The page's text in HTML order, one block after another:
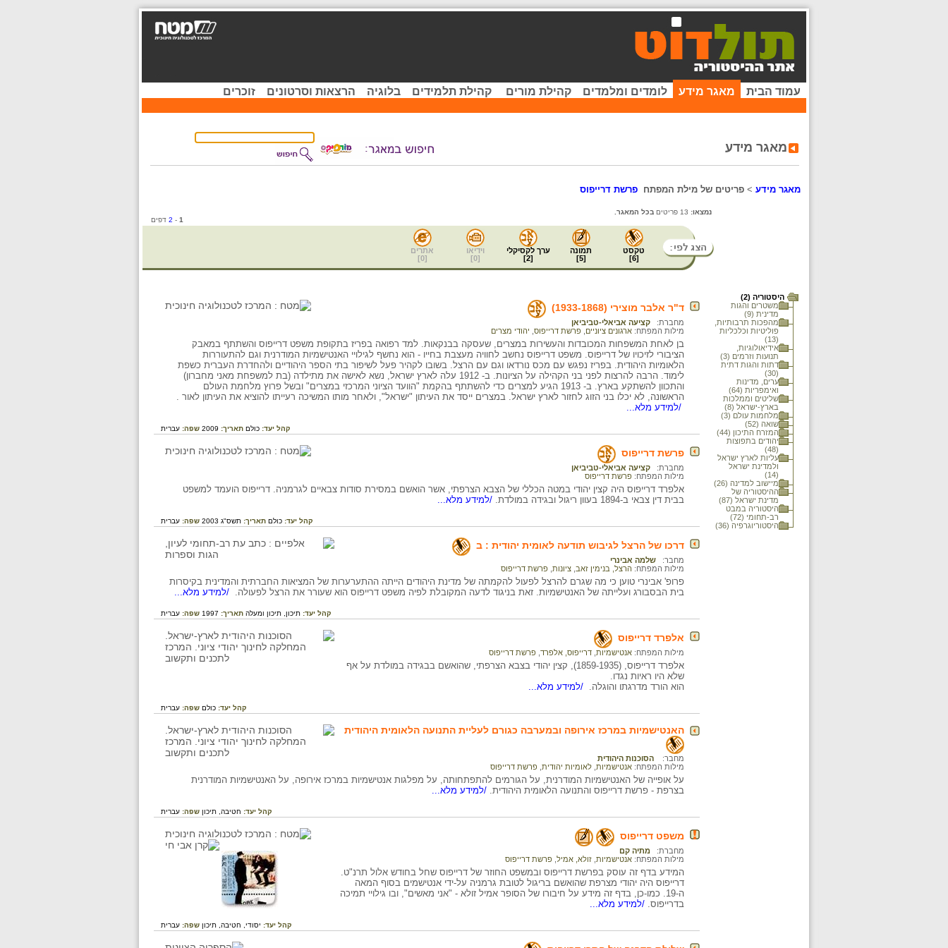
עמוד הבית מאגר מידע לומדים ומלמדים קהילת מורים קהילת תלמידים בלוגיה הרצאות וסרטונים זוכרים
מאגר מידע
מאגר מידע > פריטים של מילת המפתח פרשת דרייפוס
נמצאו:
בכל המאגר.
1
-
2 דפים
טקסט
[
6
]
תמונה
[
5
]
ערך לקסיקלי
[
2
]
וידיאו
[
0
]
אתרים
[
0
]
היסטוריה (2)
משטרים והגות
מדינית (9)
מהפכות תרבותיות,
פוליטיות וכלכליות
(13)
אידיאולוגיות,
תנועות וזרמים (3)
דתות והגות דתית
(30)
ערים, מדינות
ואימפריות (64)
שליטים וממלכות
בארץ-ישראל (8)
מלחמות עולם (3)
שואה (52)
המזרח התיכון (44)
יהודים בתפוצות
(48)
עליות לארץ ישראל
ולמדינת ישראל
(14)
מיישוב למדינה (26)
ההיסטוריה של
מדינת ישראל (87)
היסטוריה במבט
רב-תחומי (72)
היסטוריוגרפיה (36)
ד"ר אלבר מוצירי (1933-1868)
מחברת:
קציעה אביאלי-טביביאן
מילות המפתח: ארגונים ציוניים פרשת דרייפוס יהודי מצרים
בן לאחת המשפחות המכובדות והעשירות במצרים, שעסקה בבנקאות. למד רפואה בפריז בתקופת משפט דרייפוס והשתתף במאבק
הציבורי לזיכויו של דרייפוס. משפט דרייפוס נחשב לחוויה מעצבת בחייו - הוא נחשף לגילויי האנטישמיות המודרנית וגם להתעוררות
הלאומיות היהודית. בפריז נפגש עם מכס נורדאו וגם עם הרצל. בשובו לקהיר פעל לשיפור בתי הספר היהודיים ולהחדרת העברית כשפת
לימוד. הרבה להרצות לפני בני הקהילה על הציונות. ב- 1912 עלה לארץ ישראל, נשא לאישה את מתילדה (בת למשפחת מאני מחברון)
והתכוון להשתקע בארץ. ב- 1913 הגיע למצרים כדי להשתתף בהקמת "הוועד הציוני המרכזי במצרים" ובשל פרוץ מלחמת העולם
הראשונה, לא יכלו בני הזוג לחזור לארץ ישראל. במצרים ייסד את העיתון "ישראל", ולאחר מותו המשיכה רעייתו להוציא את העיתון לאור .
/למידע מלא...
קהל יעד: כולם תאריך: 2009 שפה: עברית
פרשת דרייפוס
מחברת:
קציעה אביאלי-טביביאן
מילות המפתח: פרשת דרייפוס
אלפרד דרייפוס היה קצין יהודי במטה הכללי של הצבא הצרפתי, אשר הואשם במסירת סודות צבאיים לגרמניה. דרייפוס הועמד למשפט
בבית דין צבאי ב-1894 בעוון ריגול ובגידה במולדת.
/למידע מלא...
קהל יעד: כולם תאריך: תשס"ג 2003 שפה: עברית
דרכו של הרצל לגיבוש תודעה לאומית יהודית : ב
מחבר:
שלמה אבינרי
מילות המפתח: הרצל, בנימין זאב ציונות פרשת דרייפוס
פרופ' אבינרי טוען כי מה שגרם להרצל לפעול להקמתה של מדינת היהודים הייתה ההתערערות של המציאות החברתית והמדינית בקיסרות
בית הבסבורג ועלייתה של האנטישמיות. זאת בניגוד לדעה המקובלת לפיה משפט דרייפוס הוא שעורר את הרצל לפעולה. /למידע מלא...
קהל יעד: תיכון, תיכון ומעלה תאריך: 1997 שפה: עברית
אלפרד דרייפוס
מילות המפתח: אנטישמיות דרייפוס, אלפרד פרשת דרייפוס
אלפרד דרייפוס, (1859-1935), קצין יהודי בצבא הצרפתי, שהואשם בבגידה במולדת על אף
שלא היו ראיות נגדו.
הוא הורד מדרגתו והוגלה. /למידע מלא...
קהל יעד: כולם שפה: עברית
האנטישמיות במרכז אירופה ובמערבה כגורם לעליית התנועה הלאומית היהודית
מחבר:
הסוכנות היהודית
מילות המפתח: אנטישמיות לאומיות יהודית פרשת דרייפוס
על אופייה של האנטישמיות המודרנית, על הגורמים להתפתחותה, על מפלגות אנטישמיות במרכז אירופה, על האנטישמיות המודרנית
בצרפת - פרשת דרייפוס והתנועה הלאומית היהודית. /למידע מלא...
קהל יעד: חטיבה, תיכון שפה: עברית
משפט דרייפוס
מחברת:
מתיה קם
מילות המפתח: אנטישמיות זולא, אמיל פרשת דרייפוס
המידע בדף זה עוסק בפרשת דרייפוס ובמשפט החוזר של דרייפוס שחל בחודש אלול תרנ"ט.
דרייפוס היה יהודי מצרפת שהואשם בריגול לטובת גרמניה על-ידי אנטישמים בסוף המאה
ה-19. כמו-כן, בדף זה מידע על חיבורו של הסופר אמיל זולא - "אני מאשים", ובו גילויי תמיכה
בדרייפוס. /למידע מלא...
קהל יעד: יסודי, חטיבה, תיכון שפה: עברית